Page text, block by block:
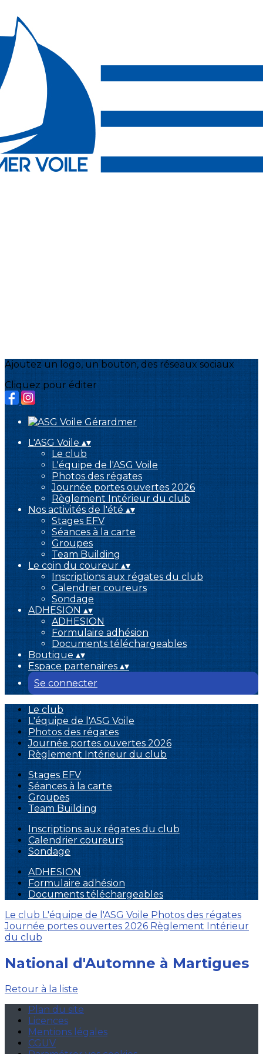
Menu
Le club
L'équipe de l'ASG Voile
Photos des régates
Journée portes ouvertes 2026
Règlement Intérieur du club
Images de la page d'accueil
Cliquez pour éditer
Ajoutez un logo, un bouton, des réseaux sociaux
Cliquez pour éditer
L'ASG Voile ▴▾
Le club
L'équipe de l'ASG Voile
Photos des régates
Journée portes ouvertes 2026
Règlement Intérieur du club
Nos activités de l'été ▴▾
Stages EFV
Séances à la carte
Groupes
Team Building
Le coin du coureur▴▾
Inscriptions aux régates du club
Calendrier coureurs
Sondage
ADHESION ▴▾
ADHESION
Formulaire adhésion
Documents téléchargeables
Boutique ▴▾
Espace partenaires ▴▾
Se connecter
Le club
L'équipe de l'ASG Voile
Photos des régates
Journée portes ouvertes 2026
Règlement Intérieur du club
Stages EFV
Séances à la carte
Groupes
Team Building
Inscriptions aux régates du club
Calendrier coureurs
Sondage
ADHESION
Formulaire adhésion
Documents téléchargeables
Le club L'équipe de l'ASG Voile Photos des régates
Journée portes ouvertes 2026 Règlement Intérieur
du club
National d'Automne à Martigues
Retour à la liste
Plan du site
Licences
Mentions légales
CGUV